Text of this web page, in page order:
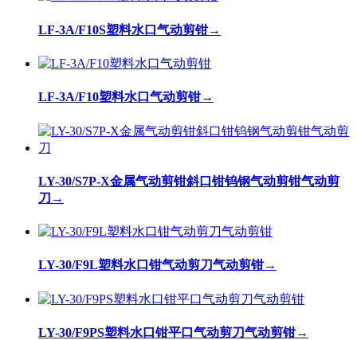
LF-3A/F10S塑料水口气动剪钳→
LF-3A/F10塑料水口气动剪钳→
LY-30/S7P-X金属气动剪钳斜口钳钨钢气动剪钳气动剪
刀 →
LY-30/F9L塑料水口钳气动剪刀气动剪钳→
LY-30/F9PS塑料水口钳平口气动剪刀气动剪钳→